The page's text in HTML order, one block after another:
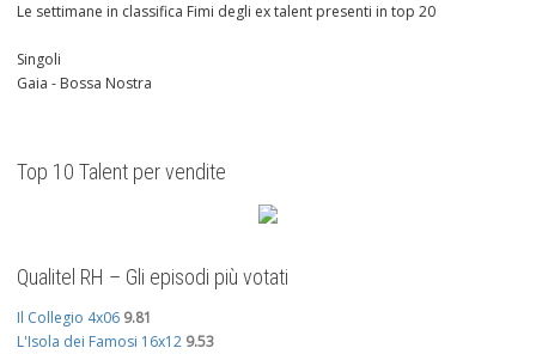
Le settimane in classifica Fimi degli ex talent presenti in top 20
Singoli
Gaia - Bossa Nostra
Top 10 Talent per vendite
Qualitel RH – Gli episodi più votati
Il Collegio 4x06 9.81
L'Isola dei Famosi 16x12 9.53